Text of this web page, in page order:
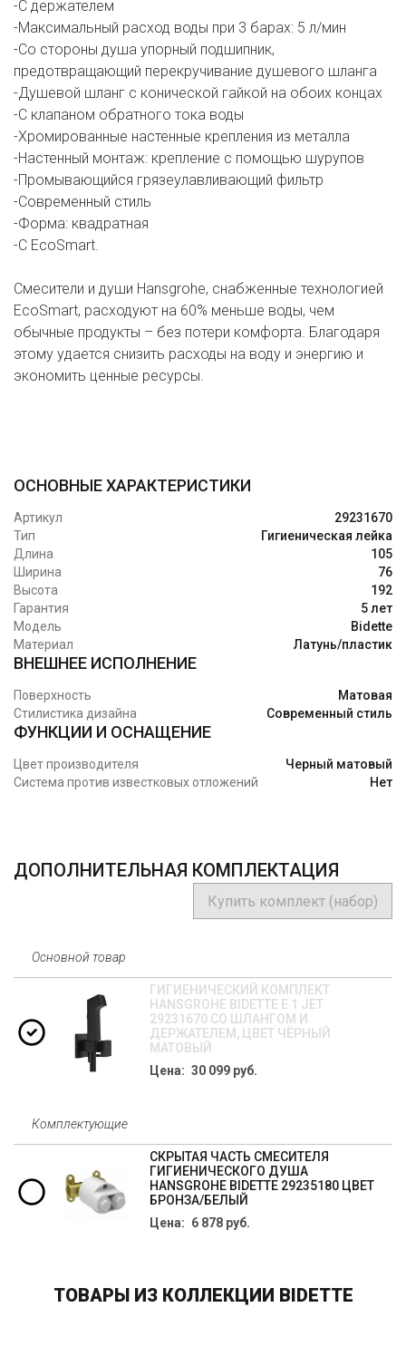
-С держателем
-Максимальный расход воды при 3 барах: 5 л/мин
-Со стороны душа упорный подшипник,
предотвращающий перекручивание душевого шланга
-Душевой шланг с конической гайкой на обоих концах
-С клапаном обратного тока воды
-Хромированные настенные крепления из металла
-Настенный монтаж: крепление с помощью шурупов
-Промывающийся грязеулавливающий фильтр
-Современный стиль
-Форма: квадратная
-С EcoSmart.
Смесители и души Hansgrohe, снабженные технологией
EcoSmart, расходуют на 60% меньше воды, чем
обычные продукты – без потери комфорта. Благодаря
этому удается снизить расходы на воду и энергию и
экономить ценные ресурсы.
ОСНОВНЫЕ ХАРАКТЕРИСТИКИ
Артикул
29231670
Тип
Гигиеническая лейка
Длина
105
Ширина
76
Высота
192
Гарантия
5 лет
Модель
Bidette
Материал
Латунь/пластик
ВНЕШНЕЕ ИСПОЛНЕНИЕ
Поверхность
Матовая
Стилистика дизайна
Современный стиль
ФУНКЦИИ И ОСНАЩЕНИЕ
Цвет производителя
Черный матовый
Система против известковых отложений
Нет
ДОПОЛНИТЕЛЬНАЯ КОМПЛЕКТАЦИЯ
Купить комплект (набор)
Основной товар
ГИГИЕНИЧЕСКИЙ КОМПЛЕКТ
HANSGROHE BIDETTE Е 1 JET
29231670 СО ШЛАНГОМ И
ДЕРЖАТЕЛЕМ, ЦВЕТ ЧЁРНЫЙ
МАТОВЫЙ
Цена: 30 099 руб.
Комплектующие
СКРЫТАЯ ЧАСТЬ СМЕСИТЕЛЯ
ГИГИЕНИЧЕСКОГО ДУША
HANSGROHE BIDETTE 29235180 ЦВЕТ
БРОНЗА/БЕЛЫЙ
Цена: 6 878 руб.
ТОВАРЫ ИЗ КОЛЛЕКЦИИ BIDETTE